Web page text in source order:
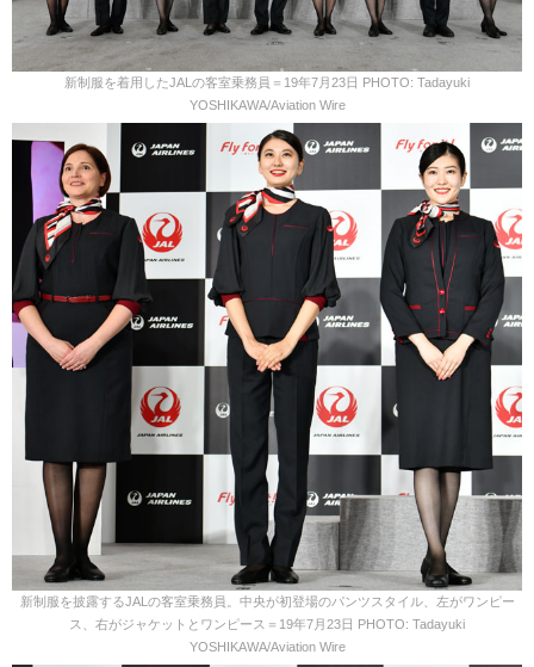
新制服を着用したJALの客室乗務員＝19年7月23日 PHOTO: Tadayuki
YOSHIKAWA/Aviation Wire
新制服を披露するJALの客室乗務員。中央が初登場のパンツスタイル、左がワンピー
ス、右がジャケットとワンピース＝19年7月23日 PHOTO: Tadayuki
YOSHIKAWA/Aviation Wire